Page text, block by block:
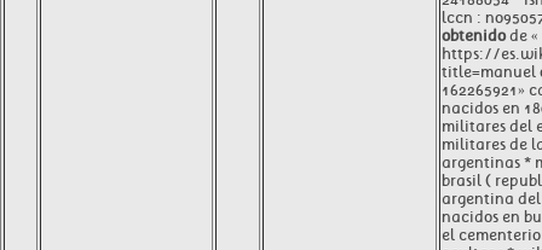
lccn :
obtenidode «
https://
title=manuel
162265921»
nacidos en
militares del
militares de
argentinas *
brasil (
argentina
nacidos en
el